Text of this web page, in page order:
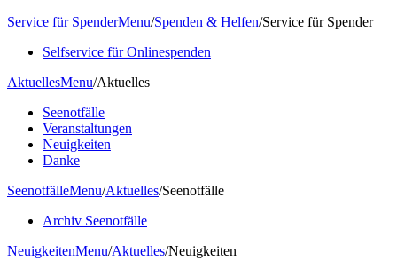
Service für SpenderMenu/Spenden & Helfen/Service für Spender
Selfservice für Onlinespenden
AktuellesMenu/Aktuelles
Seenotfälle
Veranstaltungen
Neuigkeiten
Danke
SeenotfälleMenu/Aktuelles/Seenotfälle
Archiv Seenotfälle
NeuigkeitenMenu/Aktuelles/Neuigkeiten